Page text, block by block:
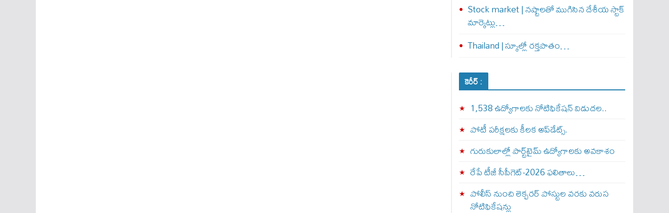
Stock market | నష్టాలతో ముగిసిన దేశీయ స్టాక్
మార్కెట్లు…
Thailand | స్కూల్లో రక్తపాతం…
కెరీర్ :
1,538 ఉద్యోగాలకు నోటిఫికేషన్ విడుదల..
పోటీ పరీక్షలకు కీలక అప్‌డేట్స్.
గురుకులాల్లో పార్ట్‌టైమ్ ఉద్యోగాలకు అవకాశం
రేపే టీజీ సీపీగెట్‌-2026 ఫలితాలు…
పోలీస్ నుంచి లెక్చరర్ పోస్టుల వరకు వరుస
నోటిఫికేషన్లు